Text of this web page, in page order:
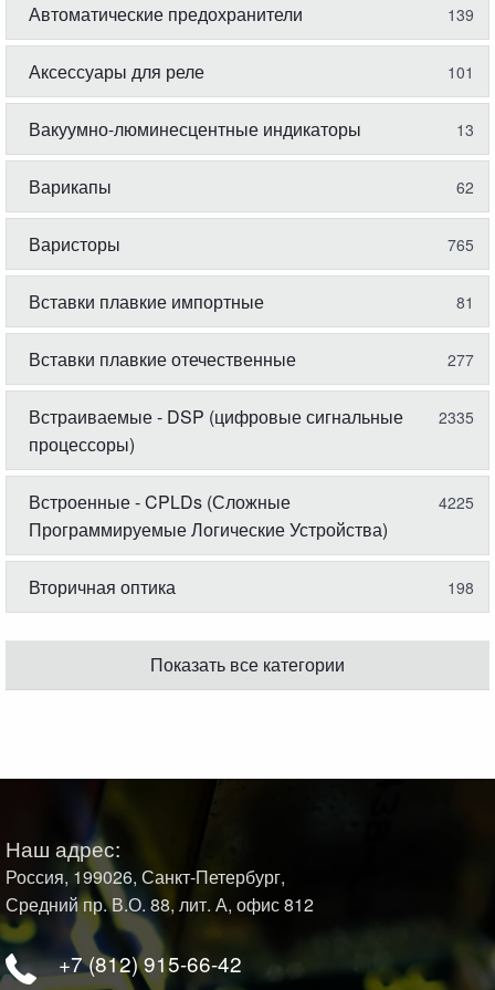
Автоматические предохранители 139
Аксессуары для реле 101
Вакуумно-люминесцентные индикаторы 13
Варикапы 62
Варисторы 765
Вставки плавкие импортные 81
Вставки плавкие отечественные 277
Встраиваемые - DSP (цифровые сигнальные
процессоры)
2335
Встроенные - CPLDs (Сложные
Программируемые Логические Устройства)
4225
Вторичная оптика 198
Показать все категории
Наш адрес:
Россия, 199026, Санкт-Петербург,
Средний пр. В.О. 88, лит. А, офис 812
+7 (812) 915-66-42